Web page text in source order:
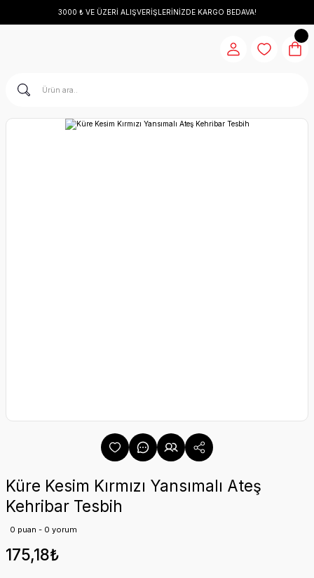
3000 ₺ VE ÜZERİ ALIŞVERİŞLERİNİZDE KARGO BEDAVA!
Küre Kesim Kırmızı Yansımalı Ateş
Kehribar Tesbih
0 puan - 0 yorum
175,18₺